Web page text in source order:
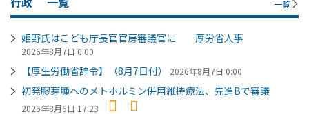
一覧
姫野氏はこども庁長官官房審議官に 厚労省人事
2026年8月7日 0:00
【厚生労働省辞令】（8月7日付） 2026年8月7日 0:00
初発膠芽腫へのメトホルミン併用維持療法、先進Bで審議
2026年8月6日 17:23